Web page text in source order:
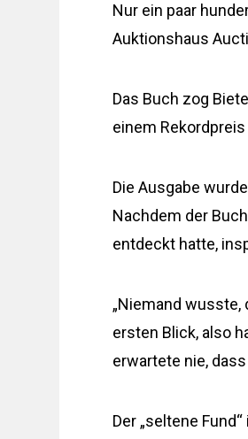
Nur ein paar
Auktionshaus
Das Buch zog
einem
Die Ausgabe
Nachdem der
entdeckt hatte,
„Niemand wusste,
ersten Blick, also
erwartete nie,
Der „seltene